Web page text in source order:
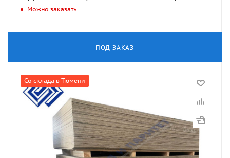
Можно заказать
ПОД ЗАКАЗ
Со склада в Тюмени